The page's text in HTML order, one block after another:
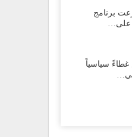
بأهم مناطق
نحو الخيار
السفارات.. أزمة
برنامج
على…
سياسياً